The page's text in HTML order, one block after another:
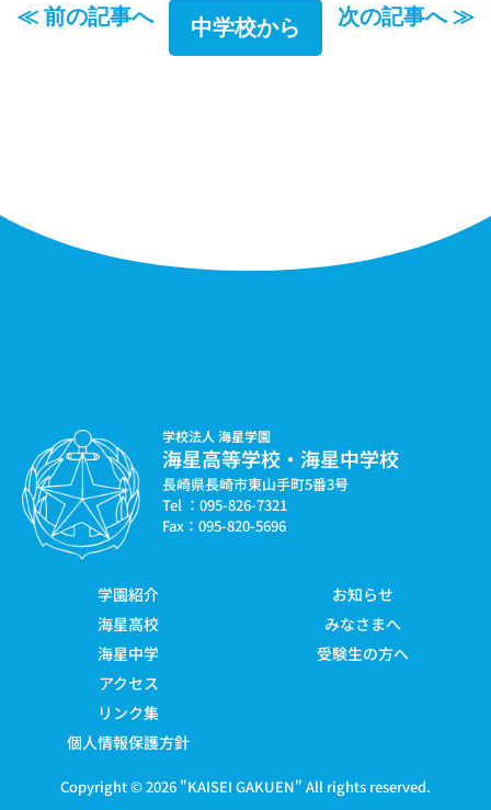
≪ 前の記事へ 中学校から 次の記事へ ≫
学校法人 海星学園
海星高等学校・海星中学校
長崎県長崎市東山手町5番3号
Tel ：095-826-7321
Fax：095-820-5696
学園紹介
海星高校
海星中学
アクセス
リンク集
個人情報保護方針
お知らせ
みなさまへ
受験生の方へ
Copyright © 2026 "KAISEI GAKUEN" All rights reserved.